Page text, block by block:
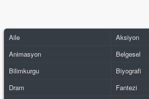
Aile
Aksiyon
Animasyon
Belgesel
Bilimkurgu
Biyografi
Dram
Fantezi